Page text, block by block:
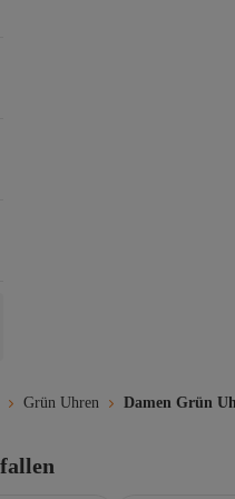
Grün Uhren Damen Grün